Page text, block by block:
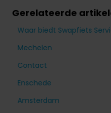
Gerelateerde
Waar biedt Swapfiets
Mechelen
Contact
Enschede
Amsterdam